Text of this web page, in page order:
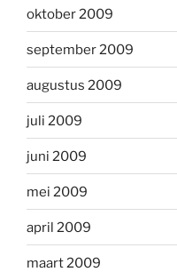
oktober 2009
september 2009
augustus 2009
juli 2009
juni 2009
mei 2009
april 2009
maart 2009